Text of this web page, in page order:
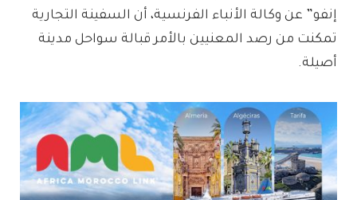
إنفو” عن وكالة الأنباء الفرنسية، أن السفينة التجارية
تمكنت من رصد المعنيين بالأمر قبالة سواحل مدينة
أصيلة.